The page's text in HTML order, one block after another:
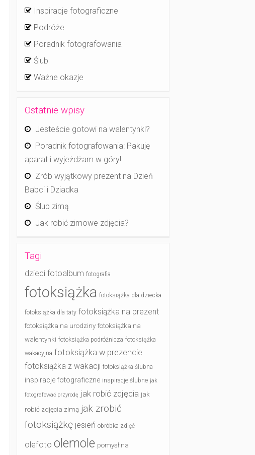
Inspiracje fotograficzne
Podróże
Poradnik fotografowania
Ślub
Ważne okazje
Ostatnie wpisy
Jesteście gotowi na walentynki?
Poradnik fotografowania: Pakuję
aparat i wyjeżdżam w góry!
Zrób wyjątkowy prezent na Dzień
Babci i Dziadka
Ślub zimą
Jak robić zimowe zdjęcia?
Tagi
dzieci fotoalbum fotografia
fotoksiążka fotoksiążka dla dziecka
fotoksiążka dla taty fotoksiążka na prezent
fotoksiążka na urodziny fotoksiążka na
walentynki fotoksiążka podróżnicza fotoksiążka
wakacyjna fotoksiążka w prezencie
fotoksiążka z wakacji fotoksiążka ślubna
inspiracje fotograficzne inspiracje ślubne jak
fotografować przyrodę jak robić zdjęcia jak
robić zdjęcia zimą jak zrobić
fotoksiążkę jesień obróbka zdjęć
olefoto olemole pomysł na